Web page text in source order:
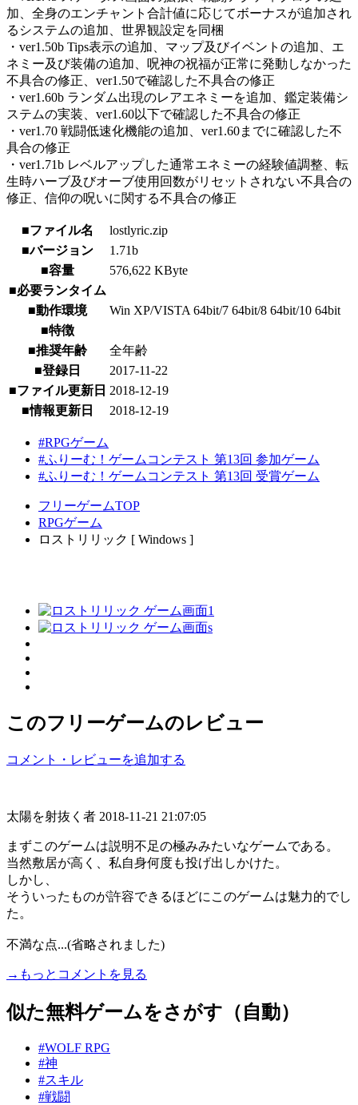
加、全身のエンチャント合計値に応じてボーナスが追加され
るシステムの追加、世界観設定を同梱
・ver1.50b Tips表示の追加、マップ及びイベントの追加、エ
ネミー及び装備の追加、呪神の祝福が正常に発動しなかった
不具合の修正、ver1.50で確認した不具合の修正
・ver1.60b ランダム出現のレアエネミーを追加、鑑定装備シ
ステムの実装、ver1.60以下で確認した不具合の修正
・ver1.70 戦闘低速化機能の追加、ver1.60までに確認した不
具合の修正
・ver1.71b レベルアップした通常エネミーの経験値調整、転
生時ハーブ及びオーブ使用回数がリセットされない不具合の
修正、信仰の呪いに関する不具合の修正
■ファイル名
lostlyric.zip
■バージョン
1.71b
■容量
576,622 KByte
■必要ランタイム
■動作環境
Win XP/VISTA 64bit/7 64bit/8 64bit/10 64bit
■特徴
■推奨年齢
全年齢
■登録日
2017-11-22
■ファイル更新日 2018-12-19
■情報更新日
2018-12-19
#RPGゲーム
#ふりーむ！ゲームコンテスト 第13回 参加ゲーム
#ふりーむ！ゲームコンテスト 第13回 受賞ゲーム
フリーゲームTOP
RPGゲーム
ロストリリック [ Windows ]
このフリーゲームのレビュー
コメント・レビューを追加する
太陽を射抜く者 2018-11-21 21:07:05
まずこのゲームは説明不足の極みみたいなゲームである。
当然敷居が高く、私自身何度も投げ出しかけた。
しかし、
そういったものが許容できるほどにこのゲームは魅力的でし
た。
不満な点...(省略されました)
→もっとコメントを見る
似た無料ゲームをさがす（自動）
#WOLF RPG
#神
#スキル
#戦闘